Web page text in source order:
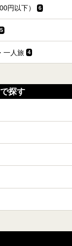
円以下） 6
5
一人旅 4
探す